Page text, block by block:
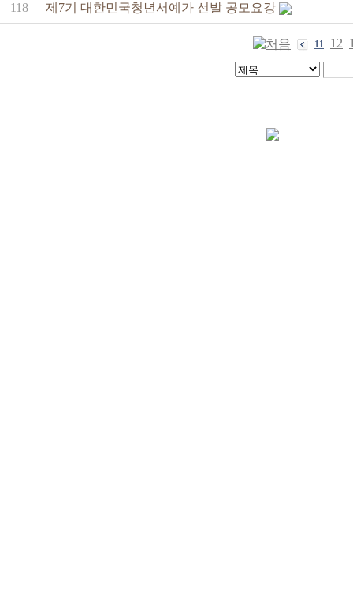
118 제7기 대한민국청년서예가 선발 공모요강
11 12